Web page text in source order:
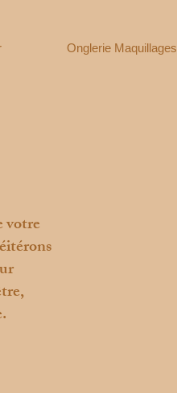
Onglerie Maquillages
votre